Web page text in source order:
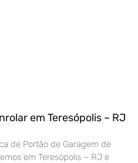
em Teresópolis – RJ
de Portão de Garagem de
em Teresópolis – RJ e